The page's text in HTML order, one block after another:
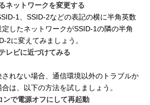
ネットワークを変更する
1、SSID-2などの表記の横に半角英数
したネットワークがSSID-1の隣の半角
2に変えてみましょう。
レビに近づけてみる
れない場合、通信環境以外のトラブルか
は、以下の方法を試しましょう。
ンで電源オフにして再起動